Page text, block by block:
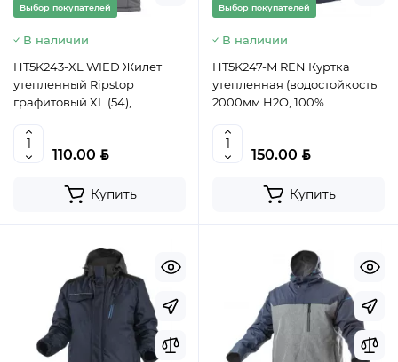
Выбор покупателей
В наличии
HT5K243-XL WIED Жилет
утепленный Ripstop
графитовый XL (54),
(CN)
110.00 BYN
Купить
Выбор покупателей
В наличии
HT5K247-M REN Куртка
утепленная (водостойкость
2000мм H2O, 100%
синий, размер M (50),
HOEGERT, 5902801296482
150.00 BYN
Купить